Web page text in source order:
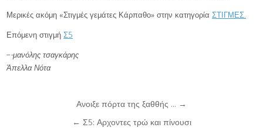
Μερικές ακόμη «Στιγμές γεμάτες Κάρπαθο» στην κατηγορίαΣΤΙΓΜΕΣ.
Επόμενη στιγμήΣ5
–-μανόλης τσαγκάρης
Άπελλα Νότα
navigation
Ανοιξε πόρτα της ξαθθής … →
← Σ5: Αρχοντες τρώ και πίνουσι